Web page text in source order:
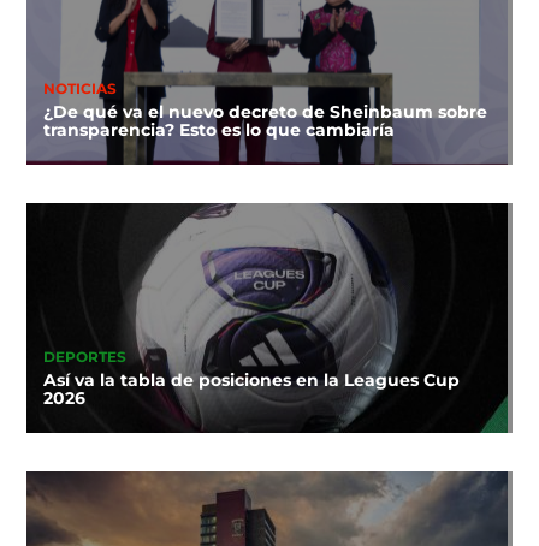
NOTICIAS
¿De qué va el nuevo decreto de Sheinbaum sobre
transparencia? Esto es lo que cambiaría
DEPORTES
Así va la tabla de posiciones en la Leagues Cup
2026